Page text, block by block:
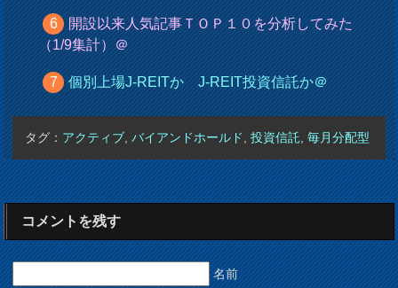
開設以来人気記事ＴＯＰ１０を分析してみた
（1/9集計）＠
個別上場J-REITか J-REIT投資信託か＠
タグ： アクティブ ,バイアンドホールド ,投資信託 ,毎月分配型
コメントを残す
名前